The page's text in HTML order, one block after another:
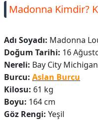
Madonna Kimdir?
Adı Soyadı: Madonna
Doğum Tarihi: 16
Nereli: Bay City
Burcu: Aslan Burcu
Kilosu: 61 kg
Boyu: 164 cm
Göz Rengi: Yeşil